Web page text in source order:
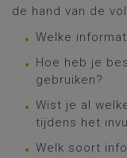
de hand van de
Welke
Hoe heb je
gebruiken?
Wist je al
tijdens het
Welk soort